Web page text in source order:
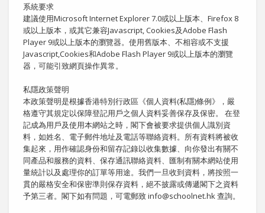
系統要求
建議使用Microsoft Internet Explorer 7.0或以上版本、Firefox 8
或以上版本，或其它兼容Javascript, Cookies及Adobe Flash
Player 9或以上版本的瀏覽器。使用舊版本、不相容或不支援
Javascript,Cookies和Adobe Flash Player 9或以上版本的瀏覽
器，可能引致網頁操作異常。
私隱政策聲明
本政策聲明是根據香港特別行政區《個人資料(私隱)條例》，嚴
格遵守其規定以保障登記用戶之個人資料妥善保存及保密。 在登
記成為用戶及使用本網站之時，閣下會被要求提供個人識別資
料，如姓名、電子郵件地址及電話等聯絡資料。所有資料將被收
集起來，用作確認身份和留存記錄以收集數據、向你發出有關不
同產品和服務的資料、保存通訊聯絡資料、匯制有關本網站使用
量統計以及處理你的訂單等用途。我們一旦收到資料，將按照一
貫的嚴格安全和保密準則保存資料，絕不披露或傳遞閣下之資料
予第三者。閣下如有問題，可電郵致 info@schoolnet.hk 查詢。